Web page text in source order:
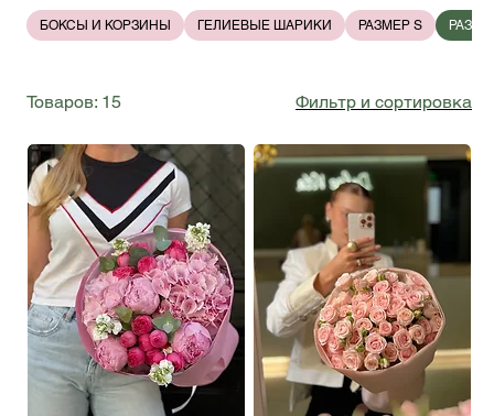
БОКСЫ И КОРЗИНЫ ГЕЛИЕВЫЕ ШАРИКИ РАЗМЕР S
Товаров: 15 Фильтр и сортировка